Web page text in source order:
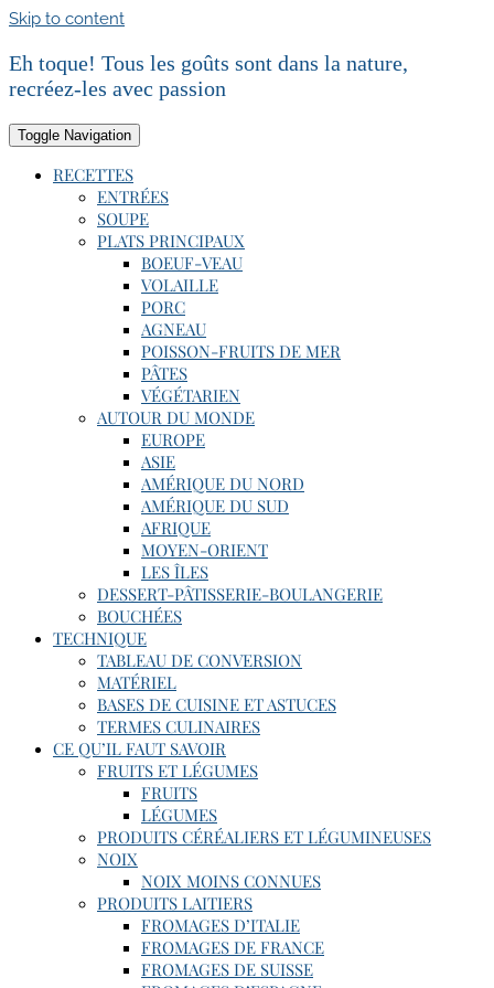
Skip to content
Eh toque! Tous les goûts sont dans la nature,
recréez-les avec passion
Toggle Navigation
RECETTES
ENTRÉES
SOUPE
PLATS PRINCIPAUX
BOEUF-VEAU
VOLAILLE
PORC
AGNEAU
POISSON-FRUITS DE MER
PÂTES
VÉGÉTARIEN
AUTOUR DU MONDE
EUROPE
ASIE
AMÉRIQUE DU NORD
AMÉRIQUE DU SUD
AFRIQUE
MOYEN-ORIENT
LES ÎLES
DESSERT-PÂTISSERIE-BOULANGERIE
BOUCHÉES
TECHNIQUE
TABLEAU DE CONVERSION
MATÉRIEL
BASES DE CUISINE ET ASTUCES
TERMES CULINAIRES
CE QU’IL FAUT SAVOIR
FRUITS ET LÉGUMES
FRUITS
LÉGUMES
PRODUITS CÉRÉALIERS ET LÉGUMINEUSES
NOIX
NOIX MOINS CONNUES
PRODUITS LAITIERS
FROMAGES D’ITALIE
FROMAGES DE FRANCE
FROMAGES DE SUISSE